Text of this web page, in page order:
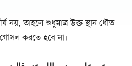
নয়, তাহলে শুধুমাত্র উক্ত স্থান ধৌত
করতে হবে না।